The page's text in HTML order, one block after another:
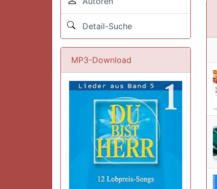
Detail-Suche
MP3-Download